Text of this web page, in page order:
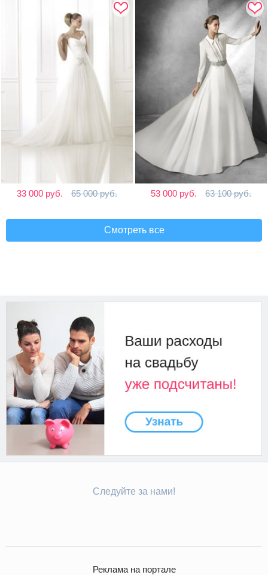
33 000 руб. 65 000 руб. 53 000 руб. 63 100 руб.
Смотреть все
Следуйте за нами!
Реклама на портале